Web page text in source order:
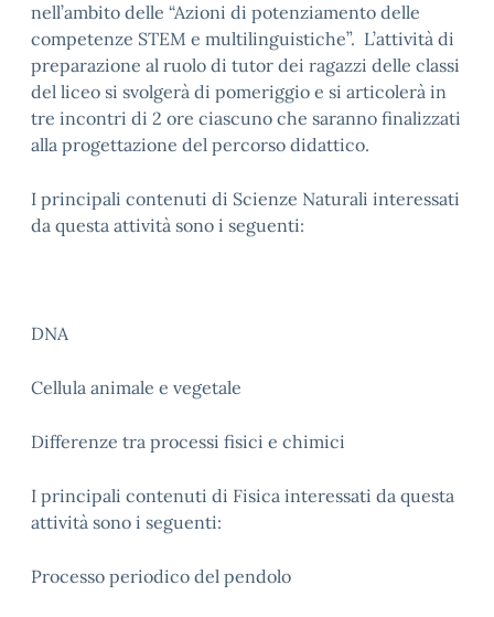
nell’ambito delle “Azioni di potenziamento delle
competenze STEM e multilinguistiche”. L’attività di
preparazione al ruolo di tutor dei ragazzi delle classi
del liceo si svolgerà di pomeriggio e si articolerà in
tre incontri di 2 ore ciascuno che saranno finalizzati
alla progettazione del percorso didattico.
I principali contenuti di Scienze Naturali interessati
da questa attività sono i seguenti:
DNA
Cellula animale e vegetale
Differenze tra processi fisici e chimici
I principali contenuti di Fisica interessati da questa
attività sono i seguenti:
Processo periodico del pendolo